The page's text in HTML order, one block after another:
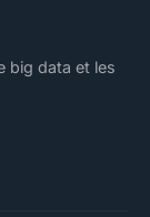
big data et les